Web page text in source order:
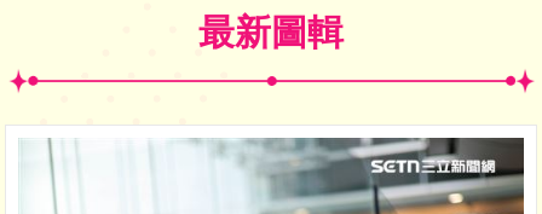
最新圖輯